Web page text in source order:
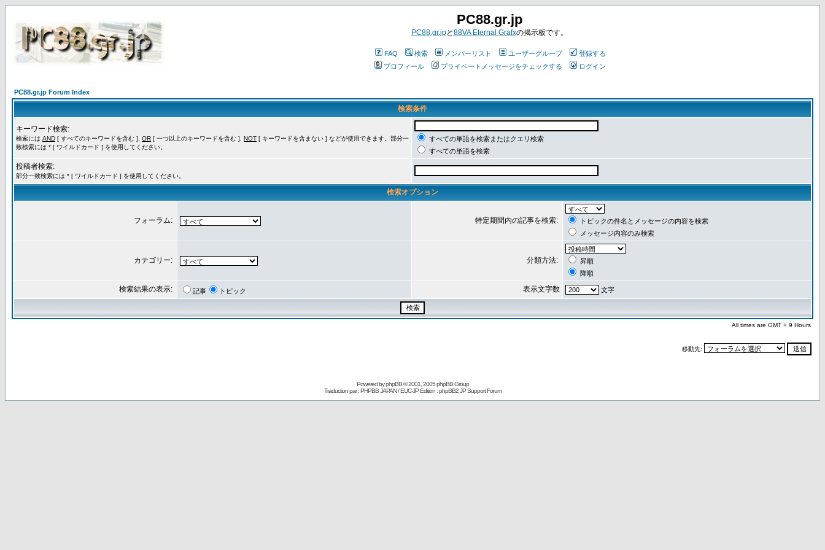
PC88.gr.jp
PC88.gr.jpと88VA Eternal Grafxの掲示板です。
FAQ 検索 メンバーリスト ユーザーグループ
登録する
プロフィール
プライベートメッセージをチェックする ログイン
PC88.gr.jp Forum Index
検索条件
キーワード検索:
検索には AND [ すべてのキーワードを含む ], OR [ 一つ以上のキーワードを含む ], NOT [ キーワードを含まない ] などが使用できます。部分一
致検索には * [ ワイルドカード ] を使用してください。
すべての単語を検索またはクエリ検索
すべての単語を検索
投稿者検索:
部分一致検索には * [ ワイルドカード ] を使用してください。
検索オプション
フォーラム: 特定期間内の記事を検索:
トピックの件名とメッセージの内容を検索
メッセージ内容のみ検索
カテゴリー: 分類方法:
昇順
降順
検索結果の表示: 記事 トピック 表示文字数 文字
All times are GMT + 9 Hours
移動先:
Powered byphpBB© 2001, 2005 phpBB Group
Traduction par : PHPBB JAPAN / EUC-JP Edition :phpBB2 JP Support Forum